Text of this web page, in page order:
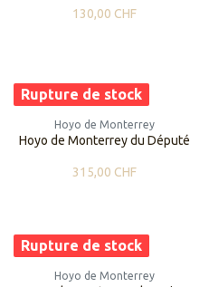
130,00 CHF
Rupture de stock
Hoyo de Monterrey
Hoyo de Monterrey du Député
315,00 CHF
Rupture de stock
Hoyo de Monterrey